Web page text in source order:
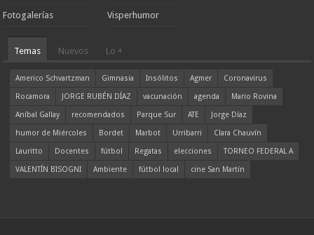
Fotogalerías Visperhumor
Temas Nuevos Lo +
Americo Schvartzman Gimnasia Insólitos Agmer
Coronavirus
Rocamora
JORGE RUBÉN DÍAZ vacunación agenda
Mario Rovina
Aníbal Gallay
recomendados Parque Sur ATE
Jorge Díaz
humor de Miércoles
Bordet Marbot Urribarri
Clara Chauvín
Lauritto
Docentes fútbol Regatas elecciones
TORNEO FEDERAL A
VALENTÍN BISOGNI
Ambiente fútbol local cine San Martín